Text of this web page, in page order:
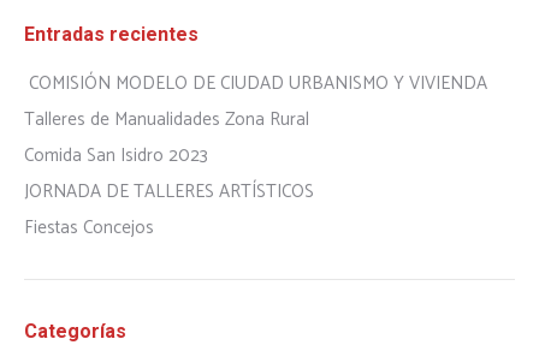
Entradas recientes
COMISIÓN MODELO DE CIUDAD URBANISMO Y VIVIENDA
Talleres de Manualidades Zona Rural
Comida San Isidro 2023
JORNADA DE TALLERES ARTÍSTICOS
Fiestas Concejos
Categorías